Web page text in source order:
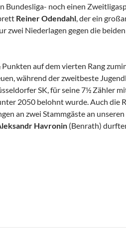
Bundesliga- noch einen
Reiner Odendahl, der ein
zwei Niederlagen gegen die beiden
auf dem vierten Rang
während der zweitbeste
SK, für seine 7½ Zähler
2050 belohnt wurde. Auch die
an zwei Stammgäste an
Havronin (Benrath)